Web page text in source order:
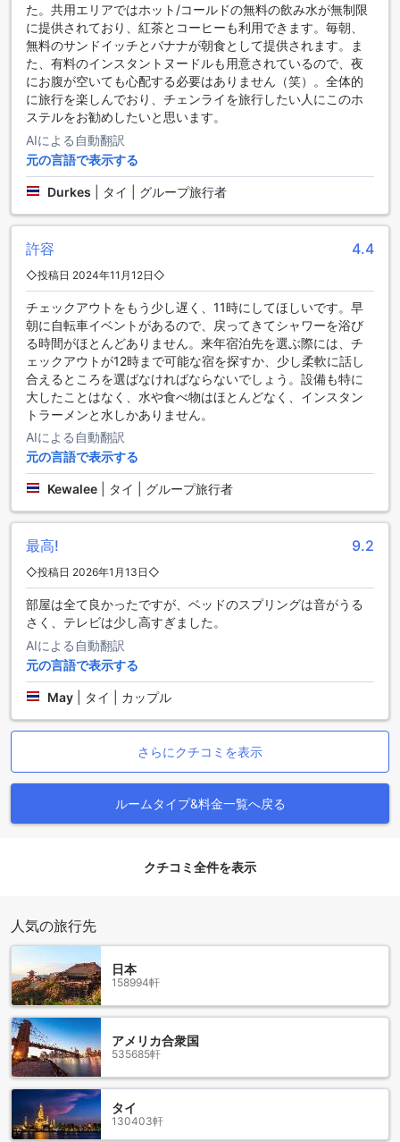
ザ ガレージのダイニング施設
ザ ガレージでは、訪れるゲストのために心温まるダイニング
体験を提供しています。まず、居心地の良いコーヒーショッ
プでは、香り高いコーヒーや新鮮なスイーツを楽しむことが
できます。朝のひとときや、午後のリラックスタイムにぴっ
たりな空間で、友人や家族と共に素敵な時間を過ごすことが
できるでしょう。
また、共有キッチンが完備されており、ゲスト同士が料理を
楽しむことができる環境が整っています。自分の好みの食材
を使って、思い思いの料理を作りながら、他のゲストと交流
することもできます。日々のハウスキーピングサービスも行
き届いており、清潔で快適な空間が保たれています。ザ ガレ
ージでの食事は、ただの食事以上の体験となることでしょ
う。
ザ ガレージの客室タイプ
ザ ガレージでは、さまざまなタイプの客室をご用意していま
す。デラックス - 禁煙ルームは22平方メートルの広さで、ク
イーンベッドまたはソファベッドが配置されています。シン
プルでありながら洗練されたデザインが特徴で、快適な滞在
をお約束します。ファミリールームは30平方メートルの広さ
で、2つのクイーンベッドまたはソファベッドがあり、家族や
友人との楽しいひとときを過ごすのに最適です。また、ツイ
ンルーム - 禁煙は同じく30平方メートルの広さで、2つのクイ
ーンベッドまたはソファベッドを備えており、ビジネス旅行
や友人同士の旅行にも便利です。
アゴダでこれらの客室を予約することで、最良の価格で宿泊
することができます。さらに、簡単で手間のかからない予約
ことができます。旅行の計画を立てる際には、ぜひアゴダを
ご利用ください。
サンサイの魅力: チェンライの隠れた宝石
サンサイは、チェンライの美しい自然に囲まれた静かな町
で、訪れる人々に心温まる体験を提供します。この地域は、
緑豊かな山々と清流が流れる風景が広がり、特に自然愛好者
やアクティブな旅行者にとっては、理想的なスポットです。
点在しており、タイの伝統的な文化を体験しながら、地元の
人々と交流することができます。
ップも多く、旅の思い出にぴったりなアイテムを見つけるこ
とができます。特に、サンサイの陶器は有名で、職人たちの
美しい寺院や歴史的な遺跡も点在しており、文化を感じなが
です。
チェンライの主要な空港であるチェンライ国際空港（CNX）
からザ ガレージまでのアクセスは非常にスムーズです。空港
からはタクシーやライドシェアサービスを利用するのが一般
的で、所要時間は約30分程度です。タクシーは空港の到着ロ
ビーに常駐しており、運転手に「ザ ガレージ」と伝えること
で、簡単に目的地に向かうことができます。料金はおおよそ
300バーツ前後で、事前に運転手と交渉することも可能で
す。
また、公共バスを利用することも一つの手段です。空港から
た。共用エリアではホット/コールドの無料の飲み水が無制限
に提供されており、紅茶とコーヒーも利用できます。毎朝、
無料のサンドイッチとバナナが朝食として提供されます。ま
た、有料のインスタントヌードルも用意されているので、夜
にお腹が空いても心配する必要はありません（笑）。全体的
に旅行を楽しんでおり、チェンライを旅行したい人にこのホ
ステルをお勧めしたいと思います。
AIによる自動翻訳
元の言語で表示する
Durkes タイ | グループ旅行者
許容 4.4
◇投稿日 2024年11月12日◇
チェックアウトをもう少し遅く、11時にしてほしいです。早
朝に自転車イベントがあるので、戻ってきてシャワーを浴び
る時間がほとんどありません。来年宿泊先を選ぶ際には、チ
ェックアウトが12時まで可能な宿を探すか、少し柔軟に話し
合えるところを選ばなければならないでしょう。設備も特に
大したことはなく、水や食べ物はほとんどなく、インスタン
トラーメンと水しかありません。
AIによる自動翻訳
元の言語で表示する
Kewalee タイ | グループ旅行者
最高! 9.2
◇投稿日 2026年1月13日◇
部屋は全て良かったですが、ベッドのスプリングは音がうる
さく、テレビは少し高すぎました。
AIによる自動翻訳
元の言語で表示する
May タイ | カップル
さらにクチコミを表示
ルームタイプ&料金一覧へ戻る
クチコミ全件を表示
人気の旅行先
日本
158994軒
アメリカ合衆国
535685軒
タイ
130403軒